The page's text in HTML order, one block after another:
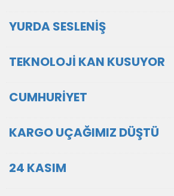
YURDA SESLENİŞ
TEKNOLOJİ KAN KUSUYOR
CUMHURİYET
KARGO UÇAĞIMIZ DÜŞTÜ
24 KASIM